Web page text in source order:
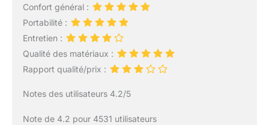
Confort général :
Portabilité :
Entretien :
Qualité des matériaux :
Rapport qualité/prix :
Notes des utilisateurs 4.2/5
Note de 4.2 pour 4531 utilisateurs